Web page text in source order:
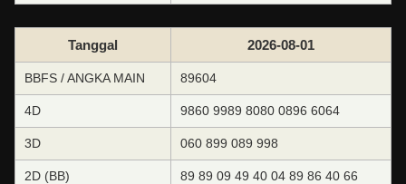
Tanggal 2026-08-01
BBFS / ANGKA MAIN 89604
4D 9860 9989 8080 0896 6064
3D 060 899 089 998
2D (BB) 89 89 09 49 40 04 89 86 40 66